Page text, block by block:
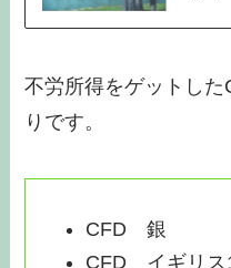
不労所得をゲットし
りです。
CFD 銀
CFD イギリス